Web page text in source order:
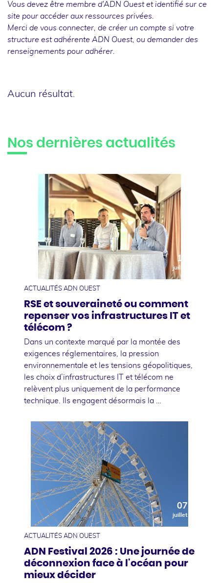
Vous devez être membre d'ADN Ouest et identifié sur ce
site pour accéder aux ressources privées.
Merci de vous connecter , de créer un compte si votre
structure est adhérente ADN Ouest, ou demander des
renseignements pour adhérer.
Aucun résultat.
Nos dernières actualités
10
juillet
ACTUALITÉS ADN OUEST
RSE et souveraineté ou comment
repenser vos infrastructures IT et
télécom ?
Dans un contexte marqué par la montée des
exigences réglementaires, la pression
environnementale et les tensions géopolitiques,
les choix d’infrastructures IT et télécom ne
relèvent plus uniquement de la performance
technique. Ils engagent désormais la …
07
juillet
ACTUALITÉS ADN OUEST
ADN Festival 2026 : Une journée de
déconnexion face à l'océan pour
mieux décider